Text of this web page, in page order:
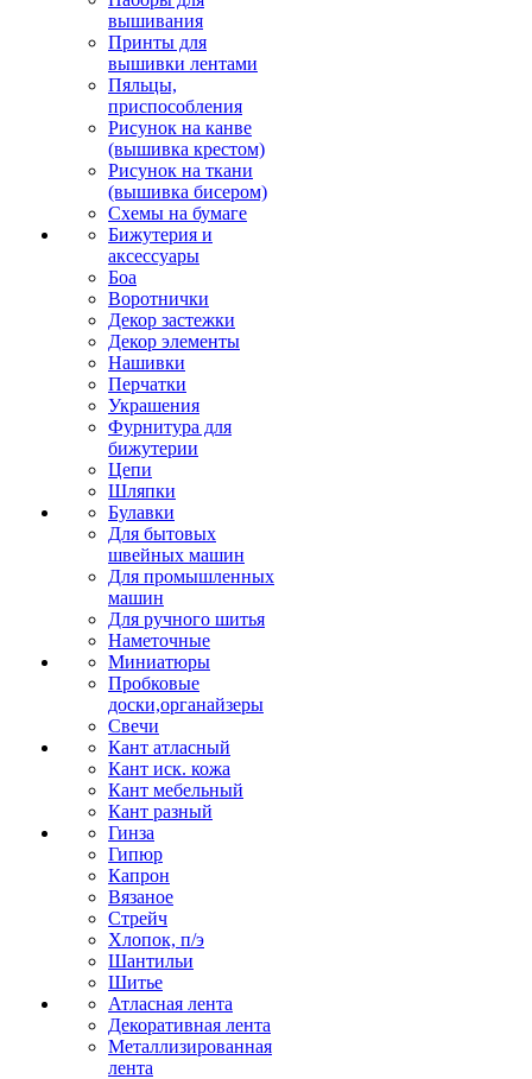
вышивания
Принты для
вышивки лентами
Пяльцы,
приспособления
Рисунок на канве
(вышивка крестом)
Рисунок на ткани
(вышивка бисером)
Схемы на бумаге
Бижутерия и
аксессуары
Боа
Воротнички
Декор застежки
Декор элементы
Нашивки
Перчатки
Украшения
Фурнитура для
бижутерии
Цепи
Шляпки
Булавки
Для бытовых
швейных машин
Для промышленных
машин
Для ручного шитья
Наметочные
Миниатюры
Пробковые
доски,органайзеры
Свечи
Кант атласный
Кант иск. кожа
Кант мебельный
Кант разный
Гинза
Гипюр
Капрон
Вязаное
Стрейч
Хлопок, п/э
Шантильи
Шитье
Атласная лента
Декоративная лента
Металлизированная
лента